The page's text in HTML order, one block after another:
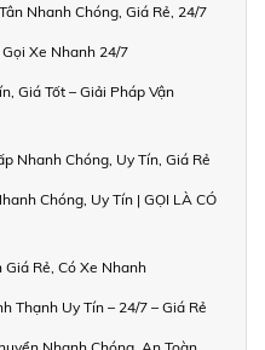
Nhanh Chóng, Giá Rẻ, 24/7
Xe Nhanh 24/7
Giá Tốt – Giải Pháp Vận
Nhanh Chóng, Uy Tín, Giá Rẻ
Chóng, Uy Tín | GỌI LÀ CÓ
Rẻ, Có Xe Nhanh
Thạnh Uy Tín – 24/7 – Giá Rẻ